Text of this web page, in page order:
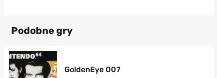
Podobne gry
GoldenEye 007